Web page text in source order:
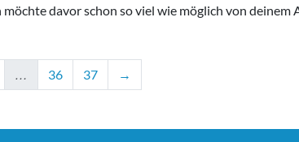
davor schon so viel wie möglich von
… 36 37 →